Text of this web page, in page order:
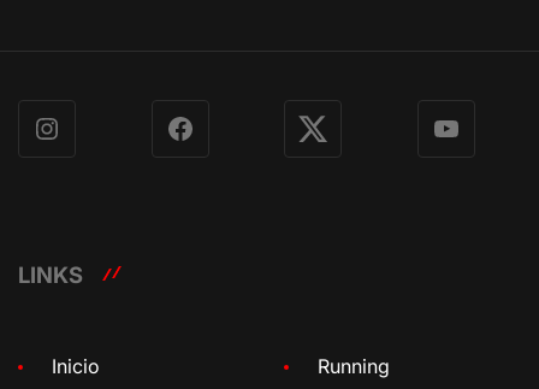
Instagram Facebook X YouTube
LINKS
Inicio Running